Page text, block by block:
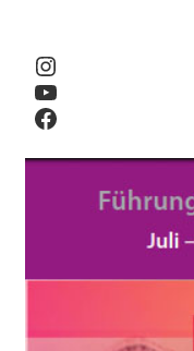
Instagram
YouTube
Facebook